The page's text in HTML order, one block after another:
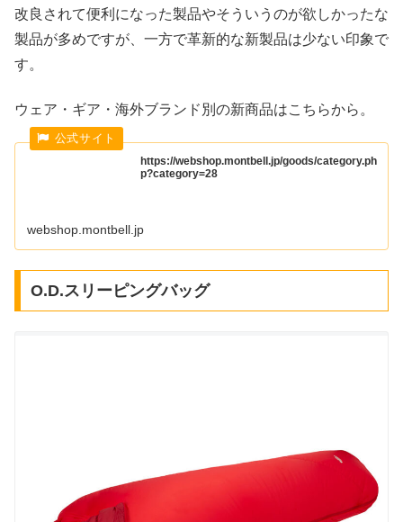
改良されて便利になった製品やそういうのが欲しかったな
製品が多めですが、一方で革新的な新製品は少ない印象で
す。
ウェア・ギア・海外ブランド別の新商品はこちらから。
https://webshop.montbell.jp/goods/category.ph
p?category=28
webshop.montbell.jp
O.D.スリーピングバッグ